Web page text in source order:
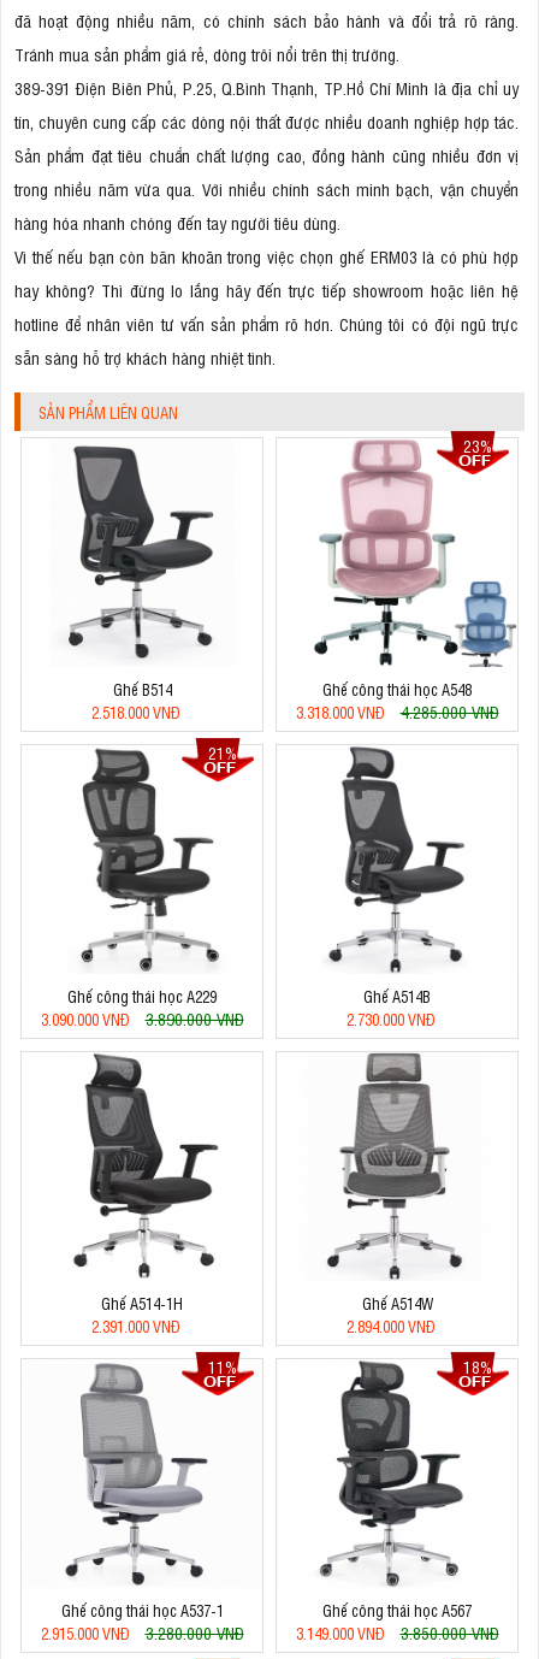
đã hoạt động nhiều năm, có chính sách bảo hành và đổi trả rõ ràng.
Tránh mua sản phẩm giá rẻ, dòng trôi nổi trên thị trường.
389-391 Điện Biên Phủ, P.25, Q.Bình Thạnh, TP.Hồ Chí Minh là địa chỉ uy
tín, chuyên cung cấp các dòng nội thất được nhiều doanh nghiệp hợp tác.
Sản phẩm đạt tiêu chuẩn chất lượng cao, đồng hành cũng nhiều đơn vị
trong nhiều năm vừa qua. Với nhiều chính sách minh bạch, vận chuyển
hàng hóa nhanh chóng đến tay người tiêu dùng.
Vì thế nếu bạn còn băn khoăn trong việc chọn ghế ERM03 là có phù hợp
hay không? Thì đừng lo lắng hãy đến trực tiếp showroom hoặc liên hệ
hotline để nhân viên tư vấn sản phẩm rõ hơn. Chúng tôi có đội ngũ trực
sẵn sàng hỗ trợ khách hàng nhiệt tình.
SẢN PHẨM LIÊN QUAN
Ghế B514
2.518.000 VNĐ
23%
Ghế công thái học A548
3.318.000 VNĐ
4.285.000 VNĐ
21%
Ghế công thái học A229
3.090.000 VNĐ
3.890.000 VNĐ
Ghế A514B
2.730.000 VNĐ
Ghế A514-1H
2.391.000 VNĐ
Ghế A514W
2.894.000 VNĐ
11%
Ghế công thái học A537-1
2.915.000 VNĐ
3.280.000 VNĐ
18%
Ghế công thái học A567
3.149.000 VNĐ
3.850.000 VNĐ